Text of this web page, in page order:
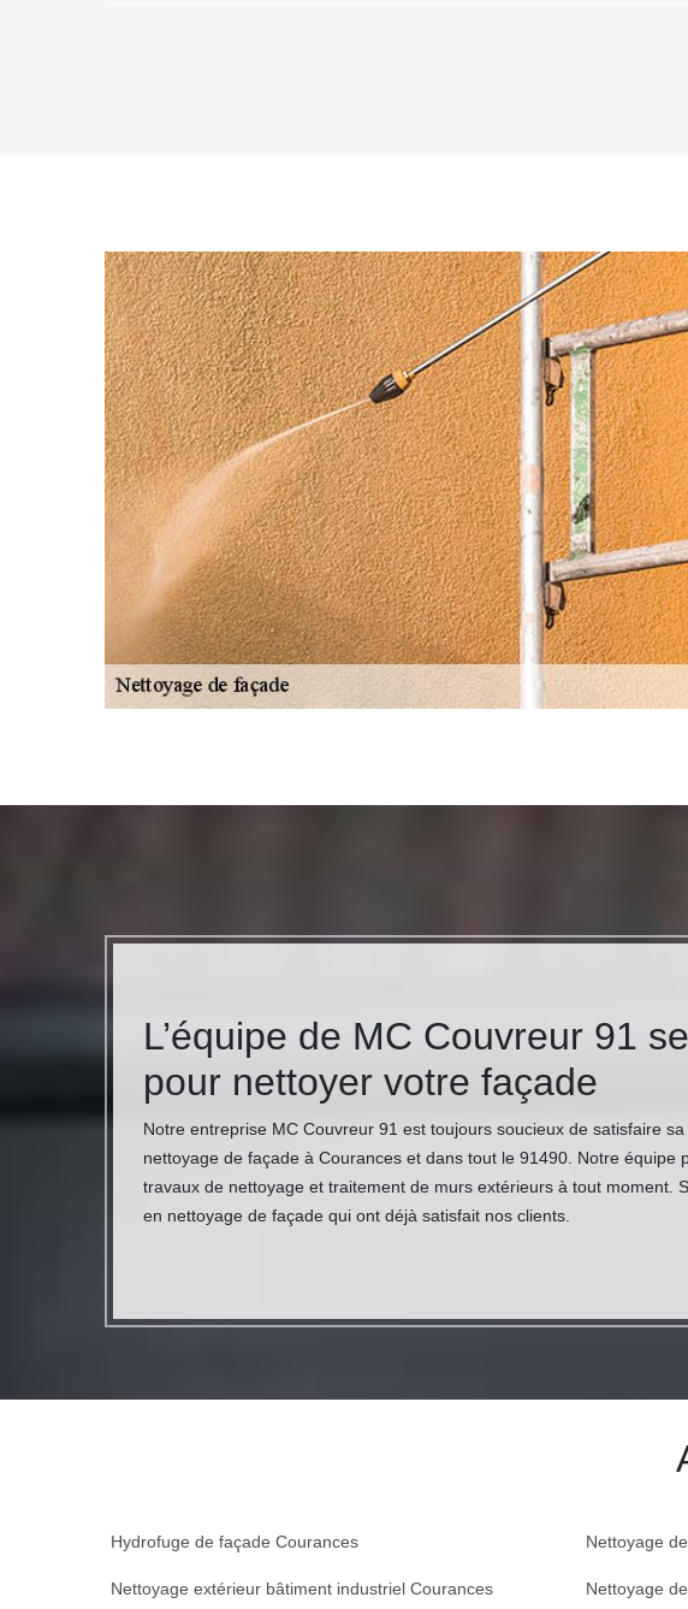
L’équipe de MC Couvreur 91
pour nettoyer votre façade
Notre entreprise MC Couvreur 91 est toujours soucieux de satisfaire
nettoyage de façade à Courances et dans tout le 91490. Notre
travaux de nettoyage et traitement de murs extérieurs à tout moment.
en nettoyage de façade qui ont déjà satisfait nos clients.
Hydrofuge de façade Courances
Nettoyage extérieur bâtiment industriel Courances
Nettoyage
Nettoyage